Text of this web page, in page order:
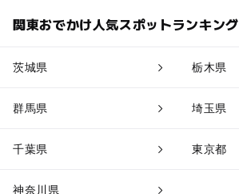
関東おでかけ人気スポットランキング
茨城県 栃木県
群馬県 埼玉県
千葉県 東京都
神奈川県